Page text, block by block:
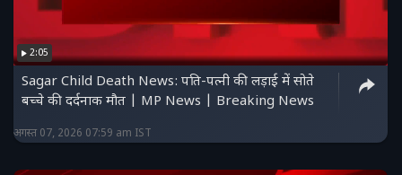
2:05
Sagar Child Death News: पति-पत्नी की लड़ाई में सोते
बच्चे की दर्दनाक मौत | MP News | Breaking News
अगस्त 07, 2026 07:59 am IST